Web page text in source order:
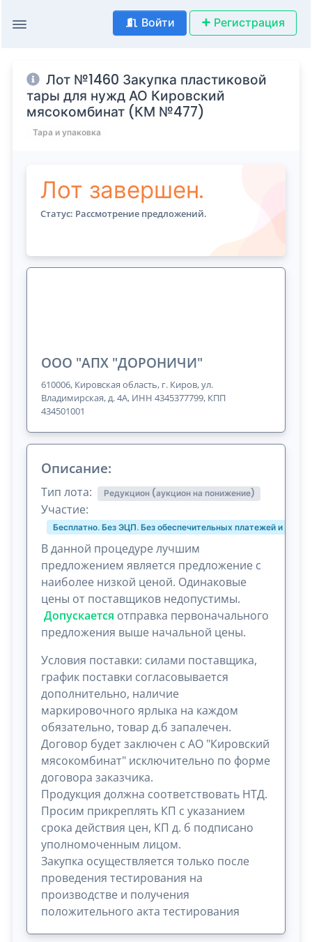
Войти Регистрация
Лот №1460 Закупка пластиковой
тары для нужд АО Кировский
мясокомбинат (КМ №477)
Тара и упаковка
Лот завершен.
Статус: Рассмотрение предложений.
ООО "АПХ "ДОРОНИЧИ"
610006, Кировская область, г. Киров, ул.
Владимирская, д. 4А, ИНН 4345377799, КПП
434501001
Описание:
Тип лота: Редукцион (аукцион на понижение)
Участие:
Бесплатно. Без ЭЦП. Без обеспечительных платежей и
В данной процедуре лучшим
предложением является предложение с
наиболее низкой ценой. Одинаковые
цены от поставщиков недопустимы.
Допускается отправка первоначального
предложения выше начальной цены.
Условия поставки: силами поставщика,
график поставки согласовывается
дополнительно, наличие
маркировочного ярлыка на каждом
обязательно, товар д.б запалечен.
Договор будет заключен с АО "Кировский
мясокомбинат" исключительно по форме
договора заказчика.
Продукция должна соответствовать НТД.
Просим прикреплять КП с указанием
срока действия цен, КП д. б подписано
уполномоченным лицом.
Закупка осуществляется только после
проведения тестирования на
производстве и получения
положительного акта тестирования